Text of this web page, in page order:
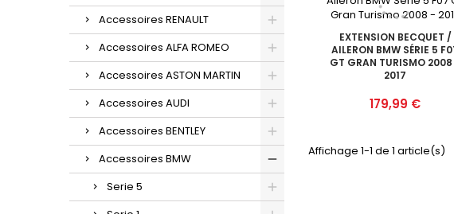
Accessoires RENAULT
Accessoires ALFA ROMEO
Accessoires ASTON MARTIN
Accessoires AUDI
Accessoires BENTLEY
Accessoires BMW
Serie 5
EXTENSION BECQUET /
AILERON BMW SÉRIE 5
GT GRAN TURISMO
2017
Prix
179,99 €
Affichage 1-1 de 1 article(s)